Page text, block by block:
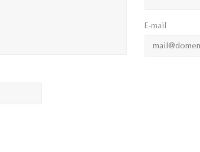
E-mail